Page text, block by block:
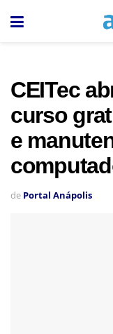
CEITec
curso
e
de Portal Anápolis